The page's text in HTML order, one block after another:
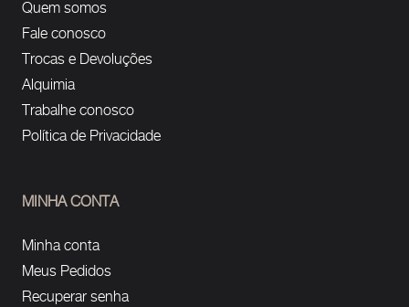
Quem somos
Fale conosco
Trocas e Devoluções
Alquimia
Trabalhe conosco
Política de Privacidade
MINHA CONTA
Minha conta
Meus Pedidos
Recuperar senha